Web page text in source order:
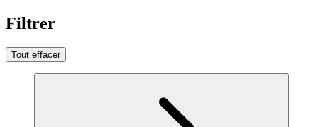
Filtrer
Tout effacer